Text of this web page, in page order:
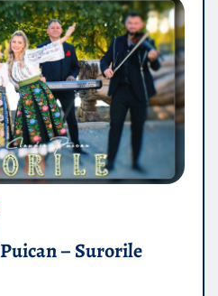
– Surorile